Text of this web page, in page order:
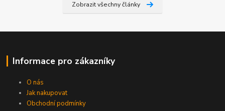
Zobrazit všechny články
Informace pro zákazníky
O nás
Jak nakupovat
Obchodní podmínky